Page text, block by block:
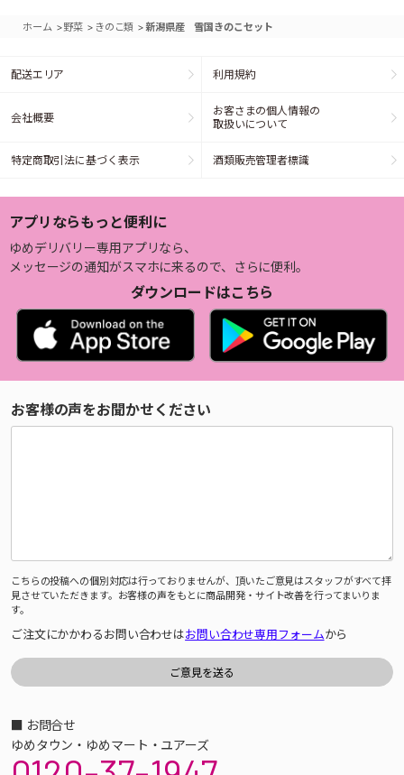
ホーム >野菜 > きのこ類 >新潟県産 雪国きのこセット
配送エリア 利用規約
会社概要
お客さまの個人情報の
取扱いについて
特定商取引法に基づく表示 酒類販売管理者標識
アプリならもっと便利に
ゆめデリバリー専用アプリなら、
メッセージの通知がスマホに来るので、さらに便利。
ダウンロードはこちら
お客様の声をお聞かせください
こちらの投稿への個別対応は行っておりませんが、頂いたご意見はスタッフがすべて拝
見させていただきます。お客様の声をもとに商品開発・サイト改善を行ってまいりま
す。
ご注文にかかわるお問い合わせはお問い合わせ専用フォームから
■ お問合せ
ゆめタウン・ゆめマート・ユアーズ